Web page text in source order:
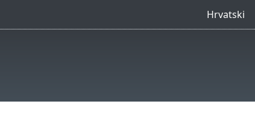
Hrvatski